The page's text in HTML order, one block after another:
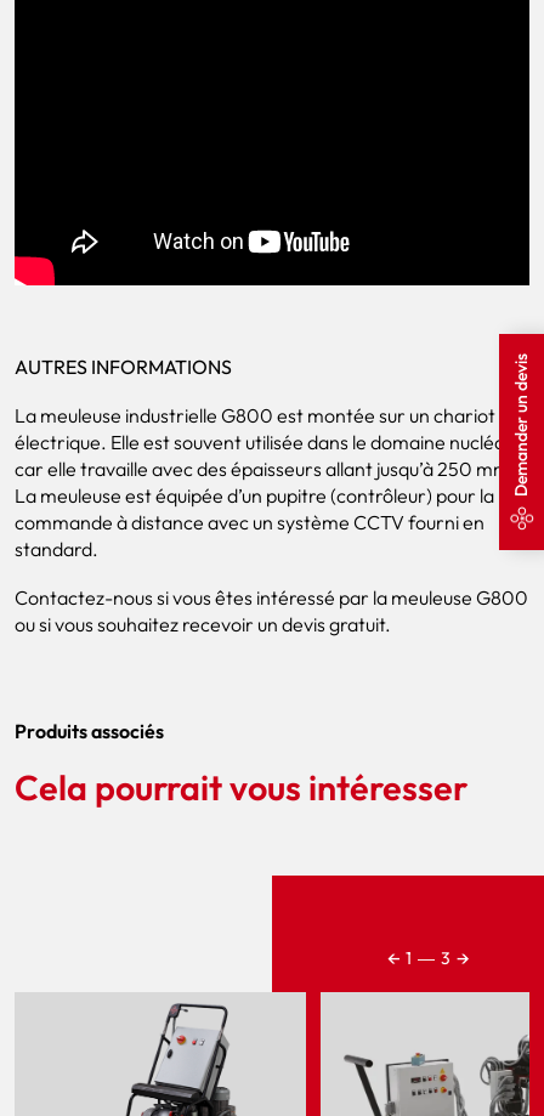
Demander un devis
AUTRES INFORMATIONS
La meuleuse industrielle G800 est montée sur un chariot
électrique. Elle est souvent utilisée dans le domaine nucléaire
car elle travaille avec des épaisseurs allant jusqu’à 250 mm.
La meuleuse est équipée d’un pupitre (contrôleur) pour la
commande à distance avec un système CCTV fourni en
standard.
Contactez-nous si vous êtes intéressé par la meuleuse G800
ou si vous souhaitez recevoir un devis gratuit.
Produits associés
Cela pourrait vous intéresser
← 1 ― 3 →